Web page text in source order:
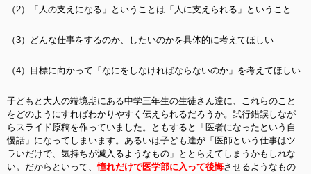
（2）「人の支えになる」ということは「人に支えられる」ということ
（3）どんな仕事をするのか、したいのかを具体的に考えてほしい
（4）目標に向かって「なにをしなければならないのか」を考えてほしい
子どもと大人の端境期にある中学三年生の生徒さん達に、これらのこと
をどのようにすればわかりやすく伝えられるだろうか。試行錯誤しなが
らスライド原稿を作っていました。ともすると「医者になったという自
慢話」になってしまいます。あるいは子ども達が「医師という仕事はツ
ラいだけで、気持ちが滅入るようなもの」ととらえてしまうかもしれな
い。だからといって、憧れだけで医学部に入って後悔させるようなもの